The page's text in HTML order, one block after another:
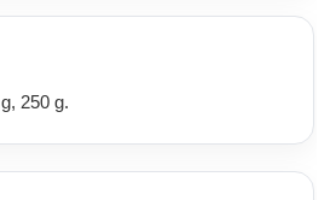
250 g.